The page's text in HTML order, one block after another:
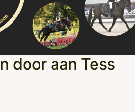
door aan Tess